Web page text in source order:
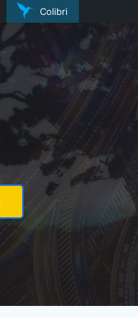
Colibri